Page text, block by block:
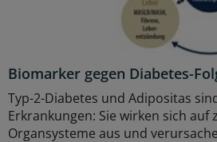
Biomarker gegen Diabetes-
Typ-2-Diabetes und Adipositas
Erkrankungen: Sie wirken sich auf
Organsysteme aus und